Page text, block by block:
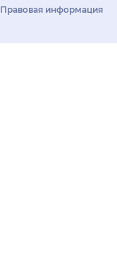
Правовая информация